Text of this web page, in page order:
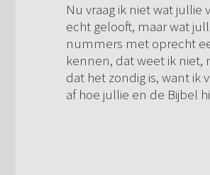
Nu vraag ik niet wat
echt gelooft, maar wat
nummers met oprecht
kennen, dat weet ik niet,
dat het zondig is, want ik
af hoe jullie en de Bijbel